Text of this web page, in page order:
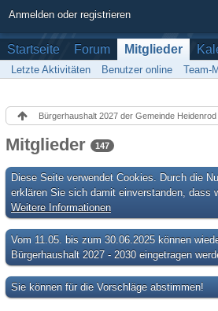
Anmelden oder registrieren
Startseite Forum Mitglieder
Letzte Aktivitäten Benutzer online Team-
Bürgerhaushalt 2027 der Gemeinde Heidenrod
Mitglieder 147
Diese Seite verwendet Cookies. Durch die
erklären Sie sich damit einverstanden, dass
Weitere Informationen
Vom 11.05. bis zum 30.06.2025 können
Bürgerhaushalt 2027 - 2030 eingetragen
Sie können für die Vorschläge abstimmen!